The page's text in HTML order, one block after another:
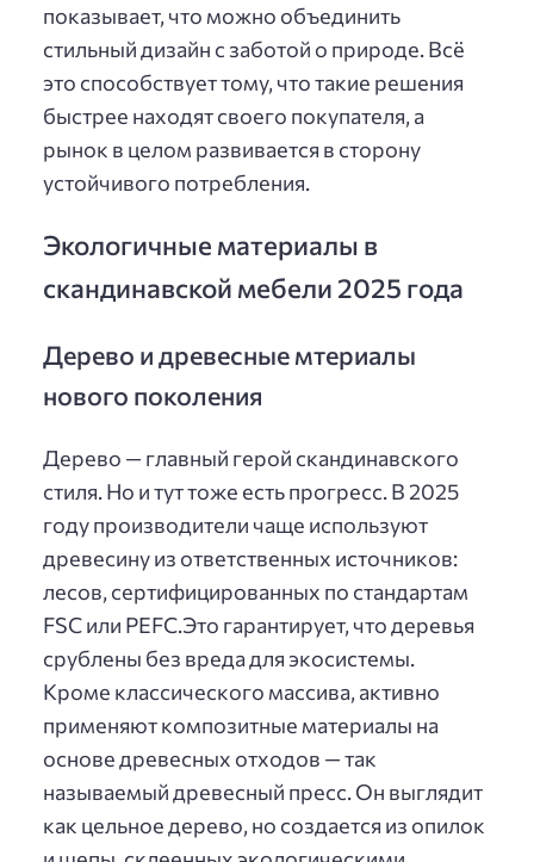
показывает, что можно объединить
стильный дизайн с заботой о природе. Всё
это способствует тому, что такие решения
быстрее находят своего покупателя, а
рынок в целом развивается в сторону
устойчивого потребления.
Экологичные материалы в
скандинавской мебели 2025 года
Дерево и древесные мтериалы
нового поколения
Дерево — главный герой скандинавского
стиля. Но и тут тоже есть прогресс. В 2025
году производители чаще используют
древесину из ответственных источников:
лесов, сертифицированных по стандартам
FSC или PEFC.Это гарантирует, что деревья
срублены без вреда для экосистемы.
Кроме классического массива, активно
применяют композитные материалы на
основе древесных отходов — так
называемый древесный пресс. Он выглядит
как цельное дерево, но создается из опилок